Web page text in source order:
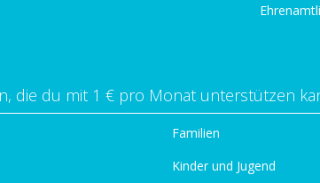
die du mit 1 € pro Monat unterstützen
Familien
Kinder und Jugend